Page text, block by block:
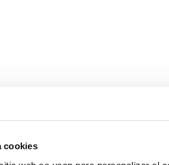
cookies